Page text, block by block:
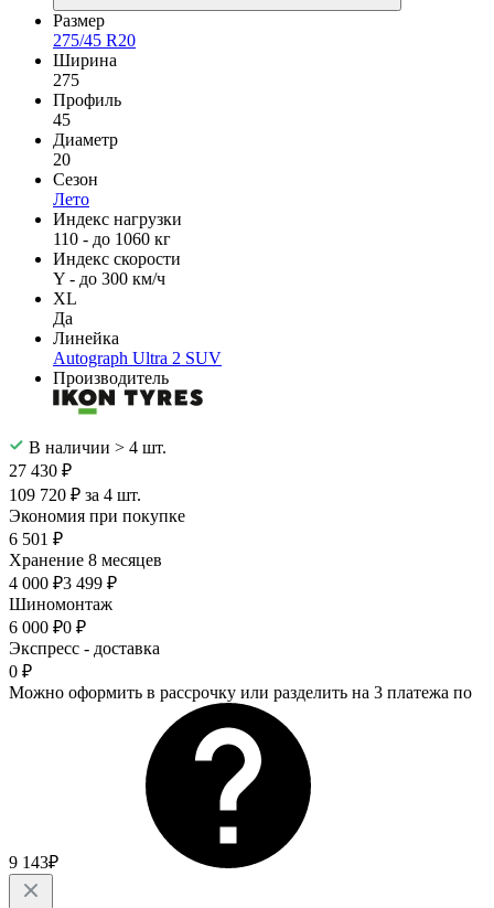
Размер
275/45 R20
Ширина
275
Профиль
45
Диаметр
20
Сезон
Лето
Индекс нагрузки
110 - до 1060 кг
Индекс скорости
Y - до 300 км/ч
XL
Да
Линейка
Autograph Ultra 2 SUV
Производитель
В наличии > 4 шт.
27 430 ₽
109 720 ₽ за 4 шт.
Экономия при покупке
6 501 ₽
Хранение 8 месяцев
4 000 ₽3 499 ₽
Шиномонтаж
6 000 ₽0 ₽
Экспресс - доставка
0 ₽
Можно оформить в рассрочку или разделить на 3 платежа по
9 143₽